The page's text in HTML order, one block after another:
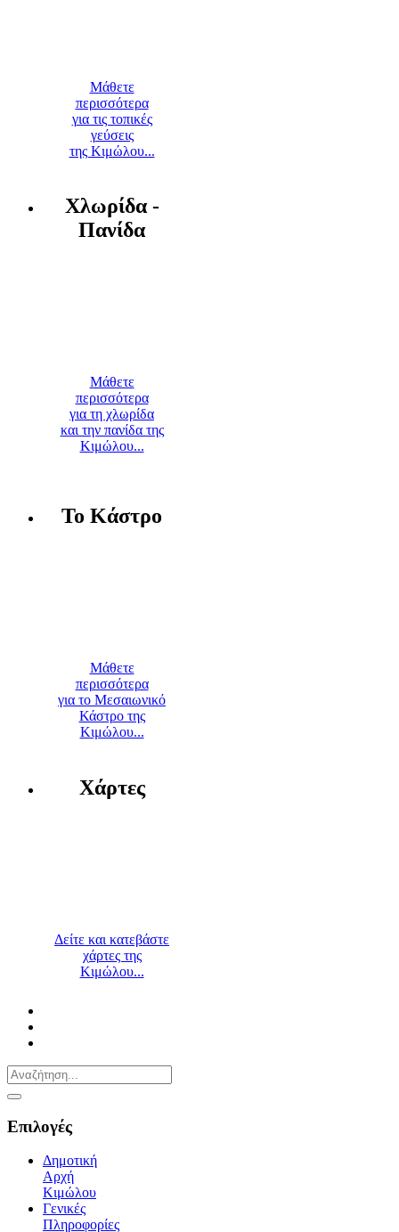
Μάθετε
περισσότερα
για τις τοπικές
γεύσεις
της Κιμώλου...
Χλωρίδα -
Πανίδα
Μάθετε
περισσότερα
για τη χλωρίδα
και την πανίδα της
Κιμώλου...
Το Κάστρο
Μάθετε
περισσότερα
για το Μεσαιωνικό
Κάστρο της
Κιμώλου...
Χάρτες
Δείτε και κατεβάστε
χάρτες της
Κιμώλου...
Επιλογές
Δημοτική
Αρχή
Κιμώλου
Γενικές
Πληροφορίες